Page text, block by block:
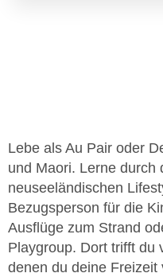
Lebe als Au Pair oder
und Maori. Lerne durch
neuseeländischen
Bezugsperson für die
Ausflüge zum Strand
Playgroup. Dort trifft du
denen du deine